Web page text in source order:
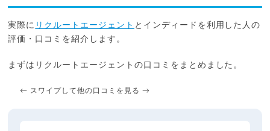
実際に リクルートエージェント とインディードを利用した人の
評価・口コミを紹介します。
まずはリクルートエージェントの口コミをまとめました。
← スワイプして他の口コミを見る →